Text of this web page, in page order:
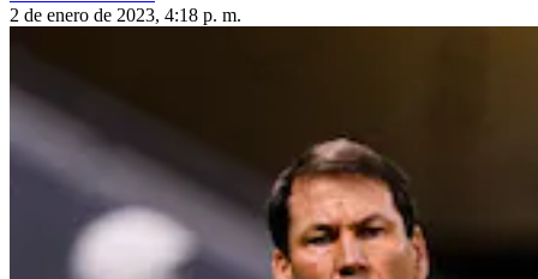
2 de enero de 2023, 4:18 p. m.